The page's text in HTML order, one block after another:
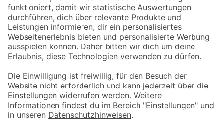
© 2026 Fressnapf Tiernahrungs GmbH
Westpreußenstraße 32-38
47809 Krefeld
Entdecke Fressnapf
Tierversicherung
GPS-Tracker
Fressnapf Salon
Online-Shop